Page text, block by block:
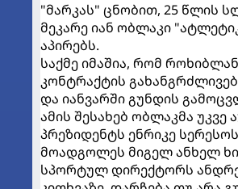
"მარკას" ცნობით, 25 წლის
მეკარე იან ობლაკი
აპირებს.
საქმე იმაშია, რომ
კონტრაქტის
და იანვარში გუნდის
ამის შესახებ ობლაკმა უკვე
პრეზიდენტს ენრიკე
მოადგოლეს მიგელ ანხელ
სპორტულ დირექტორს